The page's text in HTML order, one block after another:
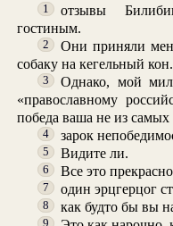
1
отзывы
гостиным.
2
Они приняли
собаку на кегельный кон.
3
Однако, мой
«православному
победа ваша не из самых
4 зарок
5 Видите ли.
6 Все это
7 один эрцгерцог
8 как будто бы вы
9